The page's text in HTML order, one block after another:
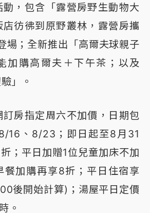
，包含「露營房野生動物大
彷彿到原野叢林，露營房攜
場；全新推出「高爾夫球親子
加購高爾夫＋下午茶；以及
」。
房指定周六不加價，日期包
16、8/23；即日起至8月31
；平日加贈1位兒童加床不加
餐加購再享8折；平日住宿享
後開始計算)；湯屋平日定價
。